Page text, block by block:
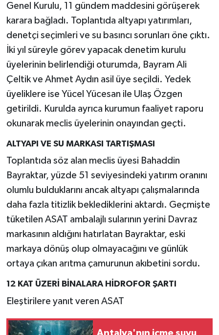
Genel Kurulu, 11 gündem maddesini görüşerek
karara bağladı. Toplantıda altyapı yatırımları,
denetçi seçimleri ve su basıncı sorunları öne çıktı.
İki yıl süreyle görev yapacak denetim kurulu
üyelerinin belirlendiği oturumda, Bayram Ali
Çeltik ve Ahmet Aydın asil üye seçildi. Yedek
üyeliklere ise Yücel Yücesan ile Ulaş Özgen
getirildi. Kurulda ayrıca kurumun faaliyet raporu
okunarak meclis üyelerinin onayından geçti.
ALTYAPI VE SU MARKASI TARTIŞMASI
Toplantıda söz alan meclis üyesi Bahaddin
Bayraktar, yüzde 51 seviyesindeki yatırım oranını
olumlu bulduklarını ancak altyapı çalışmalarında
daha fazla titizlik beklediklerini aktardı. Geçmişte
tüketilen ASAT ambalajlı sularının yerini Davraz
markasının aldığını hatırlatan Bayraktar, eski
markaya dönüş olup olmayacağını ve günlük
ortaya çıkan arıtma çamurunun akıbetini sordu.
12 KAT ÜZERİ BİNALARA HİDROFOR ŞARTI
Eleştirilere yanıt veren ASAT